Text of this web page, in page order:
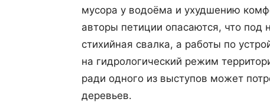
мусора у водоёма и ухудшению
авторы петиции опасаются, что под
стихийная свалка, а работы по
на гидрологический режим
ради одного из выступов может
деревьев.